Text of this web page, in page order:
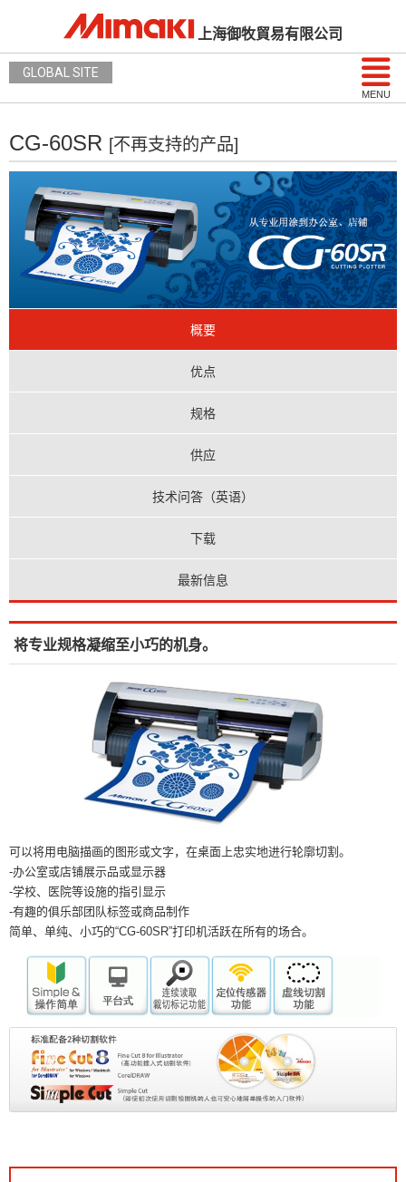
上海御牧貿易有限公司
MENU
GLOBAL SITE
CG-60SR [不再支持的产品]
概要
优点
规格
供应
技术问答（英语）
下载
最新信息
将专业规格凝缩至小巧的机身。
可以将用电脑描画的图形或文字，在桌面上忠实地进行轮廓切割。
-办公室或店铺展示品或显示器
-学校、医院等设施的指引显示
-有趣的俱乐部团队标签或商品制作
简单、单纯、小巧的“CG-60SR”打印机活跃在所有的场合。